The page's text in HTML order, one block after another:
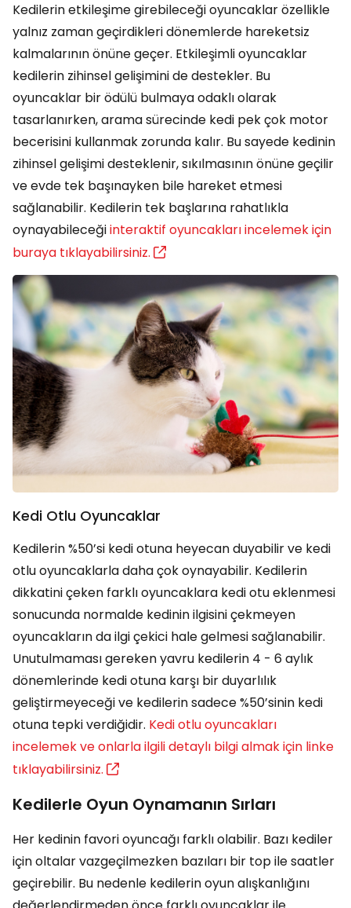
Kedilerin etkileşime girebileceği oyuncaklar özellikle
yalnız zaman geçirdikleri dönemlerde hareketsiz
kalmalarının önüne geçer. Etkileşimli oyuncaklar
kedilerin zihinsel gelişimini de destekler. Bu
oyuncaklar bir ödülü bulmaya odaklı olarak
tasarlanırken, arama sürecinde kedi pek çok motor
becerisini kullanmak zorunda kalır. Bu sayede kedinin
zihinsel gelişimi desteklenir, sıkılmasının önüne geçilir
ve evde tek başınayken bile hareket etmesi
sağlanabilir. Kedilerin tek başlarına rahatlıkla
oynayabileceğiinteraktif oyuncakları incelemek için
buraya tıklayabilirsiniz.
Kedi Otlu Oyuncaklar
Kedilerin %50’si kedi otuna heyecan duyabilir ve kedi
otlu oyuncaklarla daha çok oynayabilir. Kedilerin
dikkatini çeken farklı oyuncaklara kedi otu eklenmesi
sonucunda normalde kedinin ilgisini çekmeyen
oyuncakların da ilgi çekici hale gelmesi sağlanabilir.
Unutulmaması gereken yavru kedilerin 4 - 6 aylık
dönemlerinde kedi otuna karşı bir duyarlılık
geliştirmeyeceği ve kedilerin sadece %50’sinin kedi
otuna tepki verdiğidir. Kedi otlu oyuncakları
incelemek ve onlarla ilgili detaylı bilgi almak için linke
tıklayabilirsiniz.
Kedilerle Oyun Oynamanın Sırları
Her kedinin favori oyuncağı farklı olabilir. Bazı kediler
için oltalar vazgeçilmezken bazıları bir top ile saatler
geçirebilir. Bu nedenle kedilerin oyun alışkanlığını